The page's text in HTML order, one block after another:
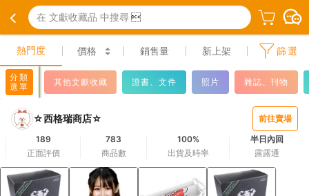
在 文獻收藏品 中搜尋 
熱門度 價格 銷售量 新上架 篩選
分類
選單
其他文獻收藏 證書、文件 照片 雜誌、刊物
☆西格瑞商店☆
前往賣場
189
正面評價
783
商品數
100%
出貨及時率
半日內回
露露通